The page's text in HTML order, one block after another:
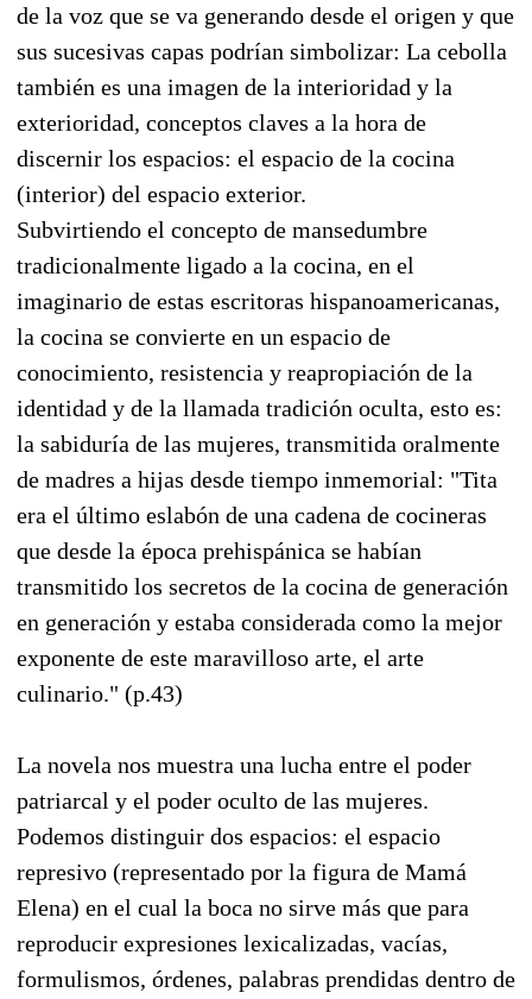
de la voz que se va generando desde el origen y que
sus sucesivas capas podrían simbolizar: La cebolla
también es una imagen de la interioridad y la
exterioridad, conceptos claves a la hora de
discernir los espacios: el espacio de la cocina
(interior) del espacio exterior.
Subvirtiendo el concepto de mansedumbre
tradicionalmente ligado a la cocina, en el
imaginario de estas escritoras hispanoamericanas,
la cocina se convierte en un espacio de
conocimiento, resistencia y reapropiación de la
identidad y de la llamada tradición oculta, esto es:
la sabiduría de las mujeres, transmitida oralmente
de madres a hijas desde tiempo inmemorial: "Tita
era el último eslabón de una cadena de cocineras
que desde la época prehispánica se habían
transmitido los secretos de la cocina de generación
en generación y estaba considerada como la mejor
exponente de este maravilloso arte, el arte
culinario." (p.43)
La novela nos muestra una lucha entre el poder
patriarcal y el poder oculto de las mujeres.
Podemos distinguir dos espacios: el espacio
represivo (representado por la figura de Mamá
Elena) en el cual la boca no sirve más que para
reproducir expresiones lexicalizadas, vacías,
formulismos, órdenes, palabras prendidas dentro de